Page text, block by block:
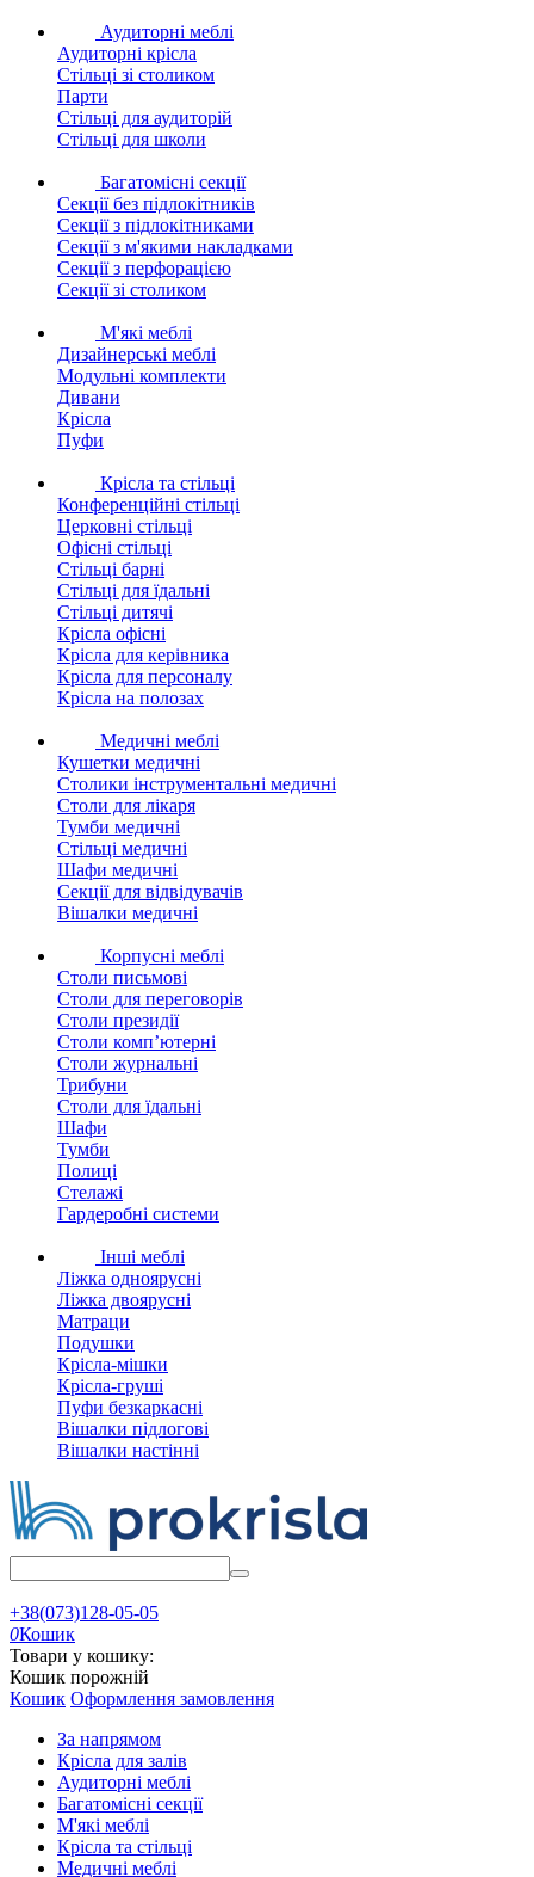
Аудиторні меблі
Аудиторні крісла
Стільці зі столиком
Парти
Стільці для аудиторій
Стільці для школи
Багатомісні секції
Секції без підлокітників
Секції з підлокітниками
Секції з м'якими накладками
Секції з перфорацією
Секції зі столиком
М'які меблі
Дизайнерські меблі
Модульні комплекти
Дивани
Крісла
Пуфи
Крісла та стільці
Конференційні стільці
Церковні стільці
Офісні стільці
Стільці барні
Стільці для їдальні
Стільці дитячі
Крісла офісні
Крісла для керівника
Крісла для персоналу
Крісла на полозах
Медичні меблі
Кушетки медичні
Столики інструментальні медичні
Столи для лікаря
Тумби медичні
Стільці медичні
Шафи медичні
Секції для відвідувачів
Вішалки медичні
Корпусні меблі
Столи письмові
Столи для переговорів
Столи президії
Столи комп’ютерні
Столи журнальні
Трибуни
Столи для їдальні
Шафи
Тумби
Полиці
Стелажі
Гардеробні системи
Інші меблі
Ліжка одноярусні
Ліжка двоярусні
Матраци
Подушки
Крісла-мішки
Крісла-груші
Пуфи безкаркасні
Вішалки підлогові
Вішалки настінні
+38(073)128-05-05
0Кошик
Товари у кошику:
Кошик порожній
Кошик Оформлення замовлення
За напрямом
Крісла для залів
Аудиторні меблі
Багатомісні секції
М'які меблі
Крісла та стільці
Медичні меблі